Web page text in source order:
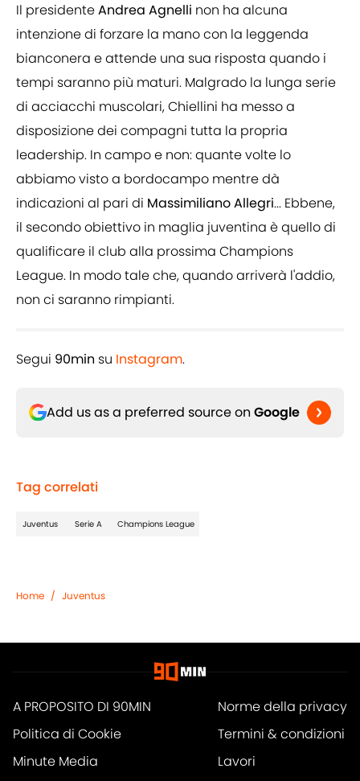
Il presidenteAndrea Agnelli non ha alcuna
intenzione di forzare la mano con la leggenda
bianconera e attende una sua risposta quando i
tempi saranno più maturi. Malgrado la lunga serie
di acciacchi muscolari, Chiellini ha messo a
disposizione dei compagni tutta la propria
leadership. In campo e non: quante volte lo
abbiamo visto a bordocampo mentre dà
indicazioni al pari di Massimiliano Allegri... Ebbene,
il secondo obiettivo in maglia juventina è quello di
qualificare il club alla prossima Champions
League. In modo tale che, quando arriverà l'addio,
non ci saranno rimpianti.
Segui 90min su Instagram.
Add us as a preferred source on Google
Tag correlati
Juventus Serie A Champions League
Home / Juventus
A PROPOSITO DI 90MIN
Norme della privacy
Politica di Cookie
Termini & condizioni
Minute Media
Lavori